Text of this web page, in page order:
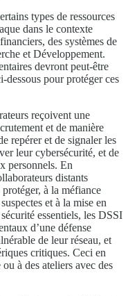
types de ressources
dans le contexte
des systèmes de
et Développement.
devront peut-être
dessous pour protéger ces
reçoivent une
et de manière
repérer et de signaler les
leur cybersécurité, et de
personnels. En
distants
à la méfiance
et à la mise en
essentiels, les DSSI
d’une défense
de leur réseau, et
critiques. Ceci en
à des ateliers avec des